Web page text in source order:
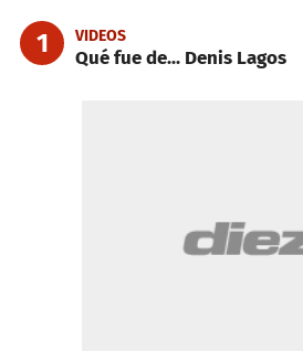
1 VIDEOS
Qué fue de... Denis Lagos